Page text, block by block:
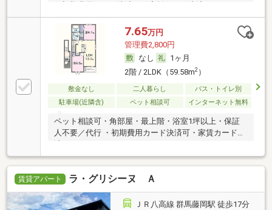
7.65万円
管理費2,800円
なし
1ヶ月
2階 / 2LDK（59.58m2）
敷金なし 二人暮らし
バス・トイレ別
駐車場(近隣含)
ペット相談可 インターネット無料
ペット相談可・角部屋・最上階・浴室1坪以上・保証
人不要／代行 ・初期費用カード決済可・家賃カード決
賃貸アパート ラ・グリシーヌ Ａ
ＪＲ八高線 群馬藤岡駅 徒歩17分